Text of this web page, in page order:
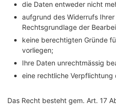
die Daten entweder nicht
aufgrund des Widerrufs
Rechtsgrundlage der
keine berechtigten Gründe
vorliegen;
Ihre Daten unrechtmässig
eine rechtliche Verpflichtung
Das Recht besteht gem. Art. 17